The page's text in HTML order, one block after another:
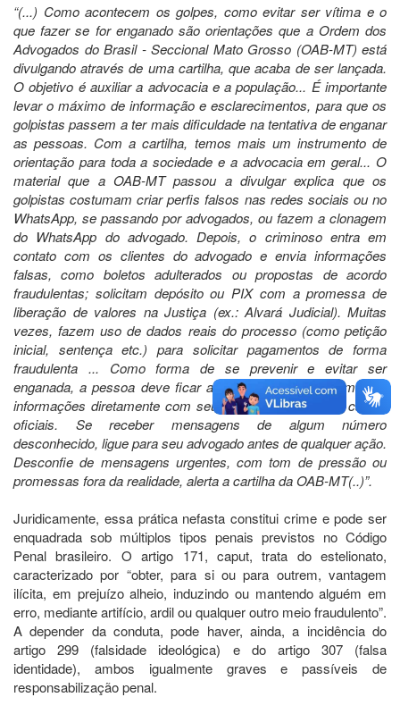
“(...) Como acontecem os golpes, como evitar ser vítima e o
que fazer se for enganado são orientações que a Ordem dos
Advogados do Brasil - Seccional Mato Grosso (OAB-MT) está
divulgando através de uma cartilha, que acaba de ser lançada.
O objetivo é auxiliar a advocacia e a população... É importante
levar o máximo de informação e esclarecimentos, para que os
golpistas passem a ter mais dificuldade na tentativa de enganar
as pessoas. Com a cartilha, temos mais um instrumento de
orientação para toda a sociedade e a advocacia em geral... O
material que a OAB-MT passou a divulgar explica que os
golpistas costumam criar perfis falsos nas redes sociais ou no
WhatsApp, se passando por advogados, ou fazem a clonagem
do WhatsApp do advogado. Depois, o criminoso entra em
contato com os clientes do advogado e envia informações
falsas, como boletos adulterados ou propostas de acordo
fraudulentas; solicitam depósito ou PIX com a promessa de
liberação de valores na Justiça (ex.: Alvará Judicial). Muitas
vezes, fazem uso de dados reais do processo (como petição
inicial, sentença etc.) para solicitar pagamentos de forma
fraudulenta ... Como forma de se prevenir e evitar ser
enganada, a pessoa deve ficar atenta e sempre confirmar as
informações diretamente com seu advogado, utilizando canais
oficiais. Se receber mensagens de algum número
desconhecido, ligue para seu advogado antes de qualquer ação.
Desconfie de mensagens urgentes, com tom de pressão ou
promessas fora da realidade, alerta a cartilha da OAB-MT(..)”.
Juridicamente, essa prática nefasta constitui crime e pode ser
enquadrada sob múltiplos tipos penais previstos no Código
Penal brasileiro. O artigo 171, caput, trata do estelionato,
caracterizado por “obter, para si ou para outrem, vantagem
ilícita, em prejuízo alheio, induzindo ou mantendo alguém em
erro, mediante artifício, ardil ou qualquer outro meio fraudulento”.
A depender da conduta, pode haver, ainda, a incidência do
artigo 299 (falsidade ideológica) e do artigo 307 (falsa
identidade), ambos igualmente graves e passíveis de
responsabilização penal.